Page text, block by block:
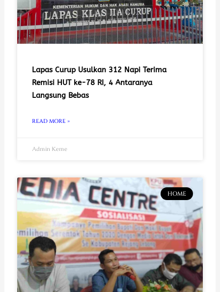
Lapas Curup Usulkan 312 Napi Terima
Remisi HUT ke-78 RI, 4 Antaranya
Langsung Bebas
READ MORE »
Admin Keme
HOME